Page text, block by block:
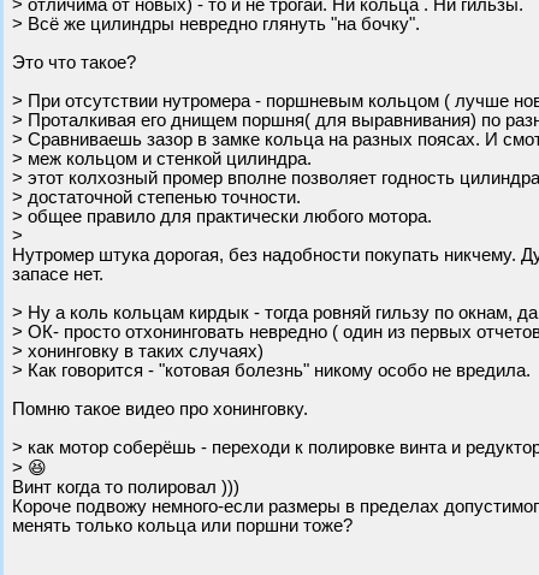
> отличима от новых) - то и не трогай. Ни кольца . Ни гильзы.
> Всё же цилиндры невредно глянуть "на бочку".
Это что такое?
> При отсутствии нутромера - поршневым кольцом ( лучше
> Проталкивая его днищем поршня( для выравнивания) по
> Сравниваешь зазор в замке кольца на разных поясах. И
> меж кольцом и стенкой цилиндра.
> этот колхозный промер вполне позволяет годность
> достаточной степенью точности.
> общее правило для практически любого мотора.
>
Нутромер штука дорогая, без надобности покупать
запасе нет.
> Ну а коль кольцам кирдык - тогда ровняй гильзу по окнам,
> ОК- просто отхонинговать невредно ( один из первых
> хонинговку в таких случаях)
> Как говорится - "котовая болезнь" никому особо не вредила.
Помню такое видео про хонинговку.
> как мотор соберёшь - переходи к полировке винта и
> 😆
Винт когда то полировал )))
Короче подвожу немного-если размеры в пределах
менять только кольца или поршни тоже?